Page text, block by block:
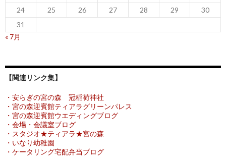
24
25 26 27 28 29
30
31
« 7月
【関連リンク集】
・安らぎの宮の森 冠稲荷神社
・宮の森迎賓館ティアラグリーンパレス
・宮の森迎賓館ウエディングブログ
・会場・会議室ブログ
・スタジオ★ティアラ★宮の森
・いなり幼稚園
・ケータリング宅配弁当ブログ